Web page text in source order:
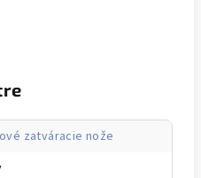
zatváracie nože